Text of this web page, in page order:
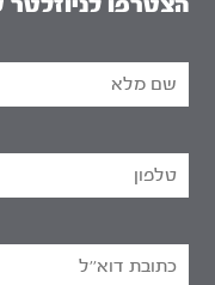
הצטרפו לניוזלטר